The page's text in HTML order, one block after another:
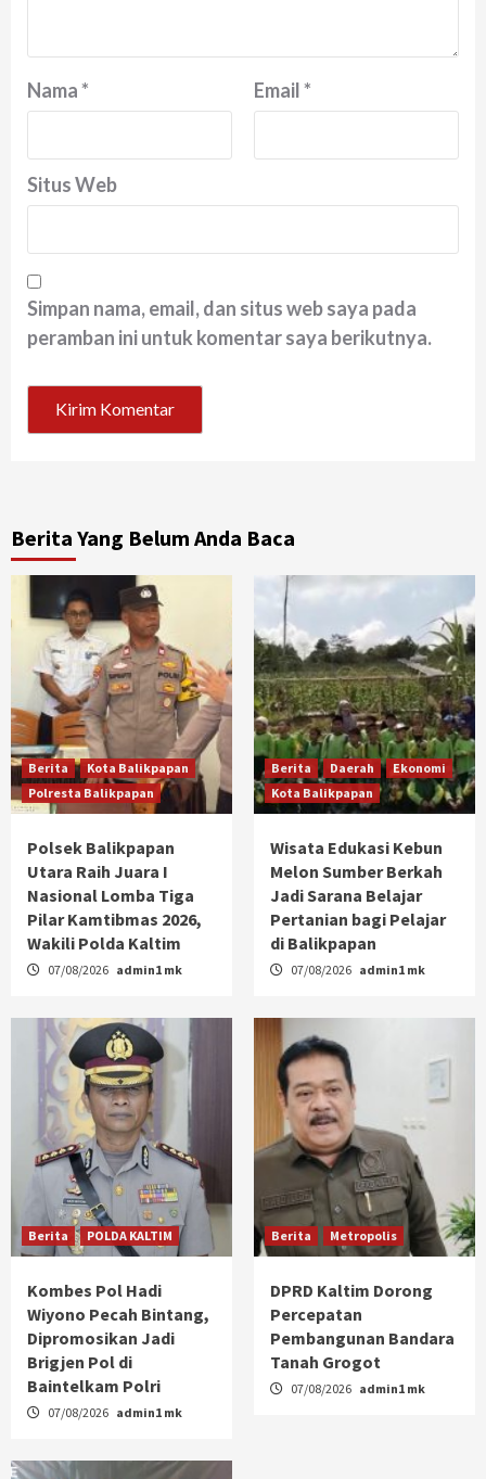
Nama* Email*
Situs Web
Simpan nama, email, dan situs web saya pada
peramban ini untuk komentar saya berikutnya.
Berita Yang Belum Anda Baca
Berita
Kota Balikpapan
Polresta Balikpapan
Polsek Balikpapan
Utara Raih Juara I
Nasional Lomba Tiga
Pilar Kamtibmas 2026,
Wakili Polda Kaltim
07/08/2026 admin1 mk
Berita Daerah
Ekonomi
Kota Balikpapan
Wisata Edukasi Kebun
Melon Sumber Berkah
Jadi Sarana Belajar
Pertanian bagi Pelajar
di Balikpapan
07/08/2026 admin1 mk
Berita POLDA KALTIM
Kombes Pol Hadi
Wiyono Pecah Bintang,
Dipromosikan Jadi
Brigjen Pol di
Baintelkam Polri
07/08/2026 admin1 mk
Berita Metropolis
DPRD Kaltim Dorong
Percepatan
Pembangunan Bandara
Tanah Grogot
07/08/2026 admin1 mk